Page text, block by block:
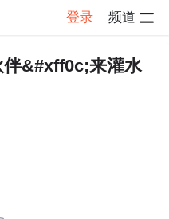
登录 频道
帖子详情
&#xff0c;来灌水